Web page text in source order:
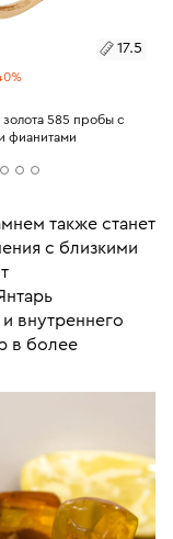
17.5
золота 585 пробы с
фианитами
также станет
с близкими
внутреннего
в более